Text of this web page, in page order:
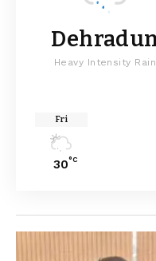
Heavy Intensity Rain
Fri
30°C